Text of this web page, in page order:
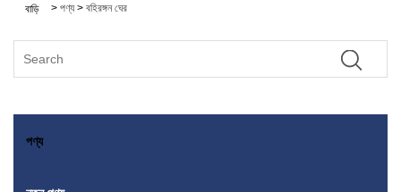
বাড়ি > পণ্য> বহিরঙ্গন ঘের
পণ্য